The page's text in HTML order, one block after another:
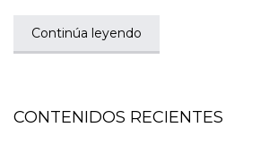
Continúa leyendo
CONTENIDOS RECIENTES